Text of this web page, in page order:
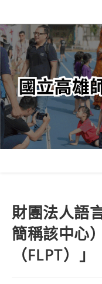
轉
至
主
內
容
財團法人語
簡稱該中心
（FLPT）」